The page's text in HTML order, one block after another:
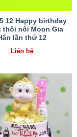
12 Happy birthday
thôi nôi Moon Gia
lần thứ 12
Liên hệ